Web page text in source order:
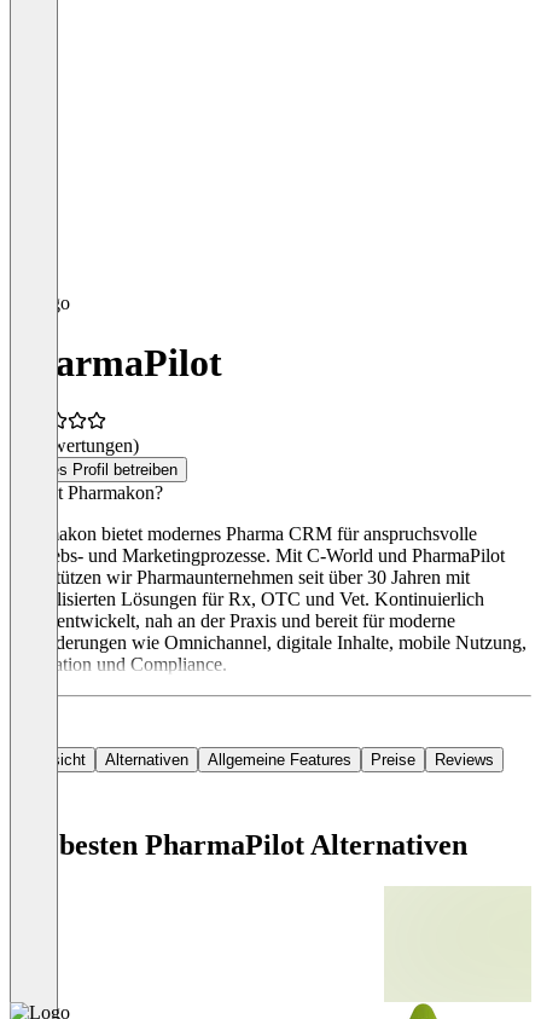
PharmaPilot
(0 Bewertungen)
Dieses Profil betreiben
Wer ist Pharmakon?
Pharmakon bietet modernes Pharma CRM für anspruchsvolle
Vertriebs- und Marketingprozesse. Mit C-World und PharmaPilot
unterstützen wir Pharmaunternehmen seit über 30 Jahren mit
spezialisierten Lösungen für Rx, OTC und Vet. Kontinuierlich
weiterentwickelt, nah an der Praxis und bereit für moderne
Anforderungen wie Omnichannel, digitale Inhalte, mobile Nutzung,
Integration und Compliance.
Übersicht Alternativen Allgemeine Features Preise Reviews
Die besten PharmaPilot Alternativen